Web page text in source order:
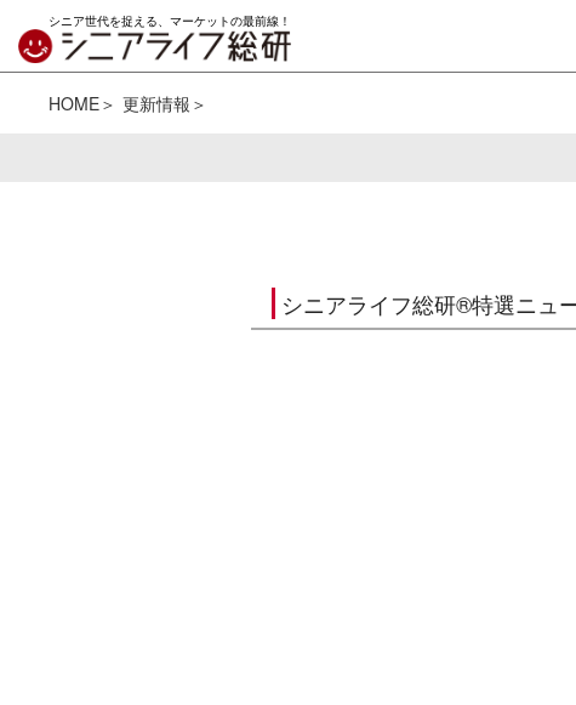
シニア世代を捉える、マーケットの最前線！
HOME 更新情報
シニアライフ総研®特選ニュ